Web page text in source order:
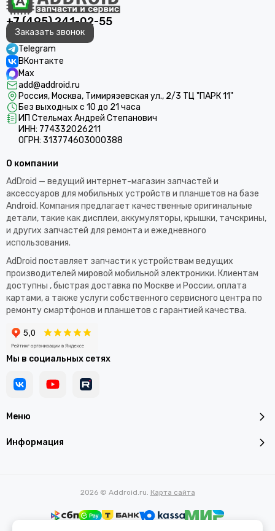
+7 (495) 241-02-55
Заказать звонок
Telegram
ВКонтакте
Max
add@addroid.ru
Россия, Москва, Тимирязевская ул., 2/3 ТЦ "ПАРК 11"
Без выходных с 10 до 21 часа
ИП Стельмах Андрей Степанович
ИНН: 774332026211
ОГРН: 313774603000388
Меню
Информация
О компании
AdDroid — ведущий интернет-магазин запчастей и
аксессуаров для мобильных устройств и планшетов на базе
Android. Компания предлагает качественные оригинальные
детали, такие как дисплеи, аккумуляторы, крышки, тачскрины,
и других запчастей для ремонта и ежедневного
использования.​
AdDroid поставляет запчасти к устройствам ведущих
производителей мировой мобильной электроники. Клиентам
доступны , быстрая доставка по Москве и России, оплата
картами, а также услуги собственного сервисного центра по
ремонту смартфонов и планшетов с гарантией качества.
Мы в социальных сетях
2026 © Addroid.ru. Карта сайта